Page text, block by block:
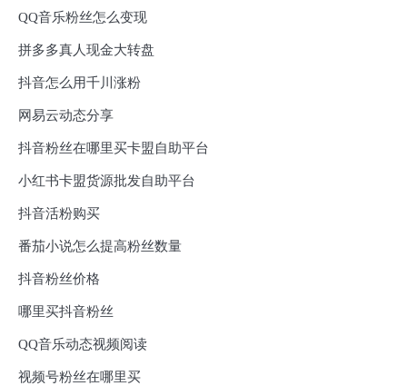
QQ音乐粉丝怎么变现
拼多多真人现金大转盘
抖音怎么用千川涨粉
网易云动态分享
抖音粉丝在哪里买卡盟自助平台
小红书卡盟货源批发自助平台
抖音活粉购买
番茄小说怎么提高粉丝数量
抖音粉丝价格
哪里买抖音粉丝
QQ音乐动态视频阅读
视频号粉丝在哪里买